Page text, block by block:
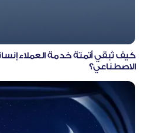
كيف تُبقي أتمتة خدمة العملاء
الاصطناعي؟